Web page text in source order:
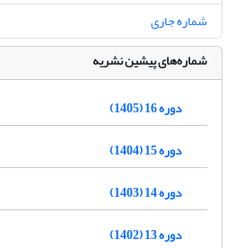
شماره جاری
شماره‌های پیشین نشریه
دوره 16 (1405)
دوره 15 (1404)
دوره 14 (1403)
دوره 13 (1402)